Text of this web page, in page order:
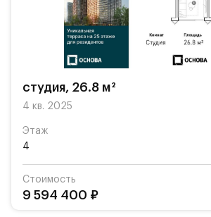
студия, 26.8 м²
4 кв. 2025
Этаж
4
Стоимость
9 594 400 ₽